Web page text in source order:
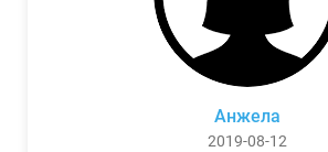
Анжела
2019-08-12